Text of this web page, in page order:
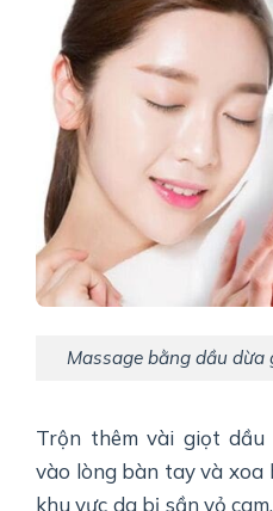
Massage bằng dầu
Trộn thêm vài giọt
vào lòng bàn tay và
khu vực da bị sần vỏ